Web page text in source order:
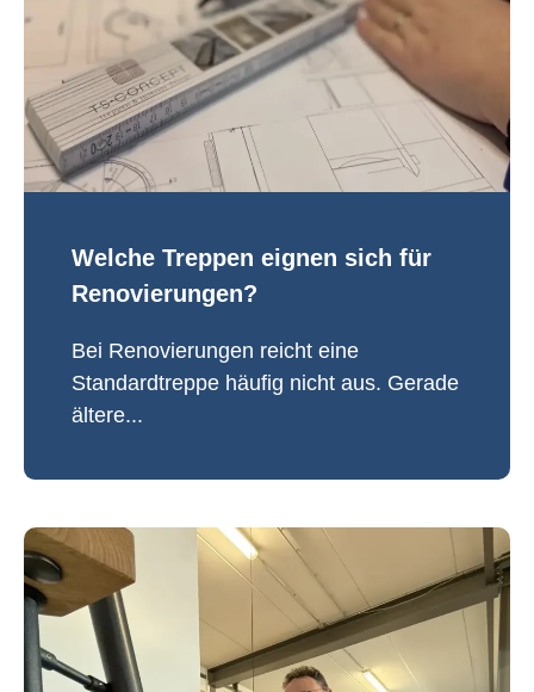
Welche Treppen eignen sich für
Renovierungen?
Bei Renovierungen reicht eine
Standardtreppe häufig nicht aus. Gerade
ältere...